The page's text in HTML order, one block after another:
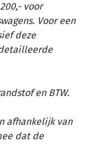
voor
Voor een
deze
en BTW.
afhankelijk van
dat de